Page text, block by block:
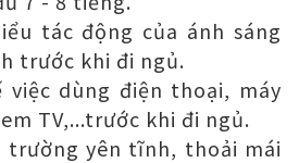
tác động của ánh sáng
trước khi đi ngủ.
việc dùng điện thoại, máy
TV,...trước khi đi ngủ.
trường yên tĩnh, thoải mái